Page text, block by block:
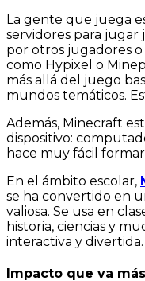
La gente que juega
servidores para jugar
por otros jugadores
como Hypixel o
más allá del juego
mundos temáticos.
Además, Minecraft
dispositivo:
hace muy fácil
En el ámbito escolar,
se ha convertido en
valiosa. Se usa en
historia, ciencias y
interactiva y divertida.
Impacto que va